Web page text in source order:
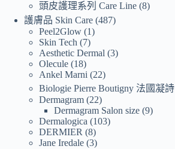
頭皮護理系列 Care Line 8
護膚品 Skin Care 487
Peel2Glow 1
Skin Tech
7
Aesthetic Dermal 3
Olecule 18
Ankel Marni
22
Biologie Pierre Boutigny 法國凝詩
Dermagram 22
Dermagram Salon size 9
Dermalogica
103
DERMIER
8
Jane Iredale 3